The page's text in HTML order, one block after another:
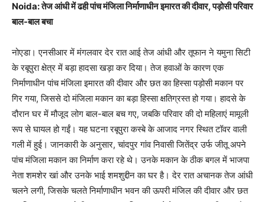
Noida: तेज आंधी में ढही पांच मंजिला निर्माणाधीन इमारत की दीवार, पड़ोसी परिवार
बाल-बाल बचा
नोएडा। एनसीआर में मंगलवार देर रात आई तेज आंधी और तूफान ने यमुना सिटी
के रबूपुरा क्षेत्र में बड़ा हादसा खड़ा कर दिया। तेज हवाओं के कारण एक
निर्माणाधीन पांच मंजिला इमारत की दीवार और छत का हिस्सा पड़ोसी मकान पर
गिर गया, जिससे दो मंजिला मकान का बड़ा हिस्सा क्षतिग्रस्त हो गया। हादसे के
दौरान घर में मौजूद लोग बाल-बाल बच गए, जबकि परिवार की दो महिलाएं मामूली
रूप से घायल हो गईं। यह घटना रबूपुरा कस्बे के आजाद नगर स्थित टॉवर वाली
गली में हुई। जानकारी के अनुसार, चांदपुर गांव निवासी जितेंद्र उर्फ जीतू अपने
पांच मंजिला मकान का निर्माण करा रहे थे। उनके मकान के ठीक बगल में भाजपा
नेता शमशेर खां और उनके भाई शमशुद्दीन का घर है। देर रात अचानक तेज आंधी
चलने लगी, जिसके चलते निर्माणाधीन भवन की ऊपरी मंजिल की दीवार और छत